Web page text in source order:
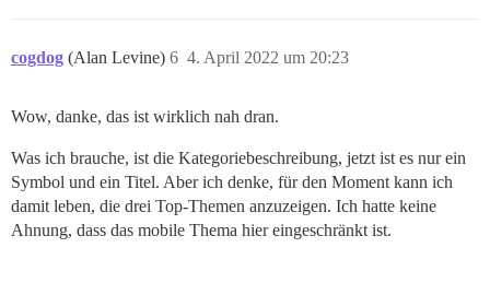
cogdog (Alan Levine) 4. April 2022 um 20:23
6
Wow, danke, das ist wirklich nah dran.
Was ich brauche, ist die Kategoriebeschreibung, jetzt ist es nur ein
Symbol und ein Titel. Aber ich denke, für den Moment kann ich
damit leben, die drei Top-Themen anzuzeigen. Ich hatte keine
Ahnung, dass das mobile Thema hier eingeschränkt ist.